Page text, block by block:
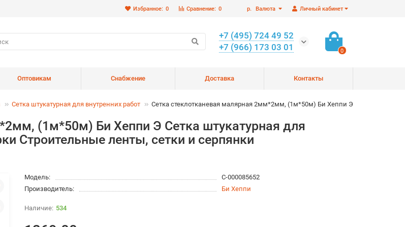
Личный кабинет
р. Валюта
Сравнение: 0
Избранное: 0
+7 (495) 724 49 52
+7 (966) 173 03 01
0
Оптовикам Снабжение Доставка Контакты
Сетка штукатурная для внутренних работ Сетка стеклотканевая малярная 2мм*2мм, (1м*50м) Би Хеппи Э
(1м*50м) Би Хеппи Э Сетка штукатурная для
Строительные ленты, сетки и серпянки
Модель:
С-000085652
Производитель:
Би Хеппи
534